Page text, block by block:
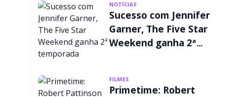
NOTÍCIAS
Sucesso com Jennifer
Garner, The Five Star
Weekend ganha 2ª
FILMES
Primetime: Robert